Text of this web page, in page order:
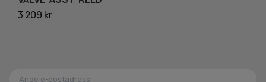
3 209 kr